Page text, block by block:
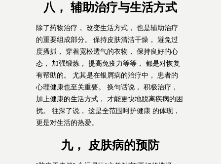
八， 辅助治疗与生活方式
除了药物治疗， 改变生活方式， 也是辅助治疗
的重要组成部分。 保持皮肤清洁干燥， 避免过
度搔抓， 穿着宽松透气的衣物， 保持良好的心
态， 加强锻炼， 提高免疫力等等， 都是对恢复
有帮助的。 尤其是在银屑病的治疗中， 患者的
心理健康也至关重要。 换句话说， 积极治疗，
加上健康的生活方式， 才能更快地脱离疾病的困
扰。 往深了说， 这是全范围呵护健康 的体现，
更是对生活的热爱。
九， 皮肤病的预防